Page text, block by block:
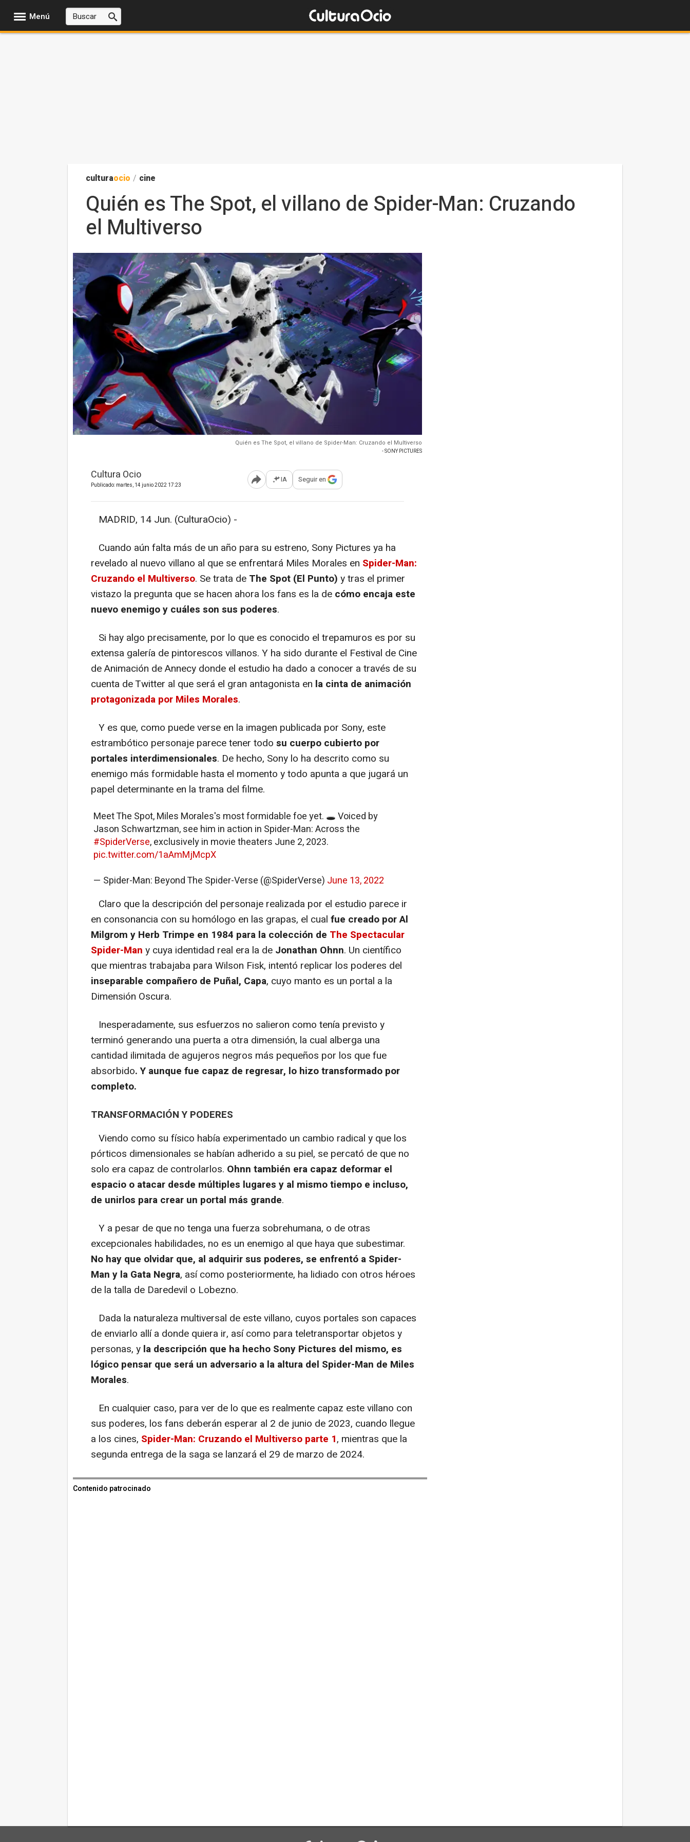
Menú
culturaocio / cine
Quién es The Spot, el villano de Spider-Man: Cruzando
el Multiverso
Quién es The Spot, el villano de Spider-Man: Cruzando el Multiverso
- SONY PICTURES
Cultura Ocio
Publicado: martes, 14 junio 2022 17:23 Abrir opciones para compartir
IA Seguir en
MADRID, 14 Jun. (CulturaOcio) -
Cuando aún falta más de un año para su estreno, Sony Pictures ya ha
revelado al nuevo villano al que se enfrentará Miles Morales en Spider-Man:
Cruzando el Multiverso. Se trata de The Spot (El Punto) y tras el primer
vistazo la pregunta que se hacen ahora los fans es la de cómo encaja este
nuevo enemigo y cuáles son sus poderes.
Si hay algo precisamente, por lo que es conocido el trepamuros es por su
extensa galería de pintorescos villanos. Y ha sido durante el Festival de Cine
de Animación de Annecy donde el estudio ha dado a conocer a través de su
cuenta de Twitter al que será el gran antagonista en la cinta de animación
protagonizada por Miles Morales.
Y es que, como puede verse en la imagen publicada por Sony, este
estrambótico personaje parece tener todo su cuerpo cubierto por
portales interdimensionales. De hecho, Sony lo ha descrito como su
enemigo más formidable hasta el momento y todo apunta a que jugará un
papel determinante en la trama del filme.
Meet The Spot, Miles Morales's most formidable foe yet. 🕳 Voiced by
Jason Schwartzman, see him in action in Spider-Man: Across the
#SpiderVerse, exclusively in movie theaters June 2, 2023.
pic.twitter.com/1aAmMjMcpX
— Spider-Man: Beyond The Spider-Verse (@SpiderVerse) June 13, 2022
Claro que la descripción del personaje realizada por el estudio parece ir
en consonancia con su homólogo en las grapas, el cual fue creado por Al
Milgrom y Herb Trimpe en 1984 para la colección de The Spectacular
Spider-Man y cuya identidad real era la de Jonathan Ohnn. Un científico
que mientras trabajaba para Wilson Fisk, intentó replicar los poderes del
inseparable compañero de Puñal, Capa, cuyo manto es un portal a la
Dimensión Oscura.
Inesperadamente, sus esfuerzos no salieron como tenía previsto y
terminó generando una puerta a otra dimensión, la cual alberga una
cantidad ilimitada de agujeros negros más pequeños por los que fue
absorbido. Y aunque fue capaz de regresar, lo hizo transformado por
completo.
TRANSFORMACIÓN Y PODERES
Viendo como su físico había experimentado un cambio radical y que los
pórticos dimensionales se habían adherido a su piel, se percató de que no
solo era capaz de controlarlos. Ohnn también era capaz deformar el
espacio o atacar desde múltiples lugares y al mismo tiempo e incluso,
de unirlos para crear un portal más grande.
Y a pesar de que no tenga una fuerza sobrehumana, o de otras
excepcionales habilidades, no es un enemigo al que haya que subestimar.
No hay que olvidar que, al adquirir sus poderes, se enfrentó a Spider-
Man y la Gata Negra, así como posteriormente, ha lidiado con otros héroes
de la talla de Daredevil o Lobezno.
Dada la naturaleza multiversal de este villano, cuyos portales son capaces
de enviarlo allí a donde quiera ir, así como para teletransportar objetos y
personas, y la descripción que ha hecho Sony Pictures del mismo, es
lógico pensar que será un adversario a la altura del Spider-Man de Miles
Morales.
En cualquier caso, para ver de lo que es realmente capaz este villano con
sus poderes, los fans deberán esperar al 2 de junio de 2023, cuando llegue
a los cines, Spider-Man: Cruzando el Multiverso parte 1, mientras que la
segunda entrega de la saga se lanzará el 29 de marzo de 2024.
Contenido patrocinado